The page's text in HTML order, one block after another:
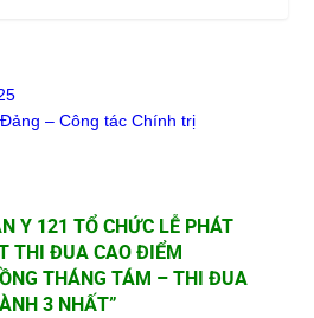
– Công tác Chính trị
Y 121 TỔ CHỨC LỄ PHÁT
THI ĐUA CAO ĐIỂM
THÁNG TÁM – THI ĐUA
3 NHẤT”